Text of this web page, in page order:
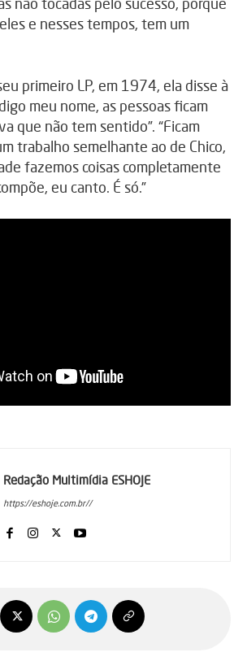
e nesses tempos, tem um
primeiro LP, em 1974, ela disse à
meu nome, as pessoas ficam
que não tem sentido”. “Ficam
trabalho semelhante ao de Chico,
fazemos coisas completamente
eu canto. É só.”
Redação Multimídia ESHOJE
https://eshoje.com.br//